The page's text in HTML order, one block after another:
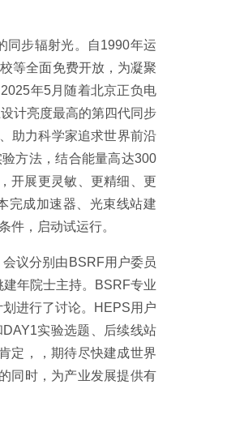
同步辐射光。自1990年运
等全面免费开放，为凝聚
年5月随着北京正负电
计亮度最高的第四代同步
助力科学家追求世界前沿
方法，结合能量高达300
开展更灵敏、更精细、更
完成加速器、光束线站建
件，启动试运行。
议分别由BSRF用户委员
年院士主持。BSRF专业
进行了讨论。HEPS用户
实验选题、后续线站
定，，期待尽快建成世界
同时，为产业发展提供有